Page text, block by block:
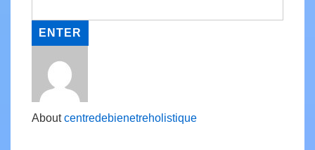
Aboutcentredebienetreholistique